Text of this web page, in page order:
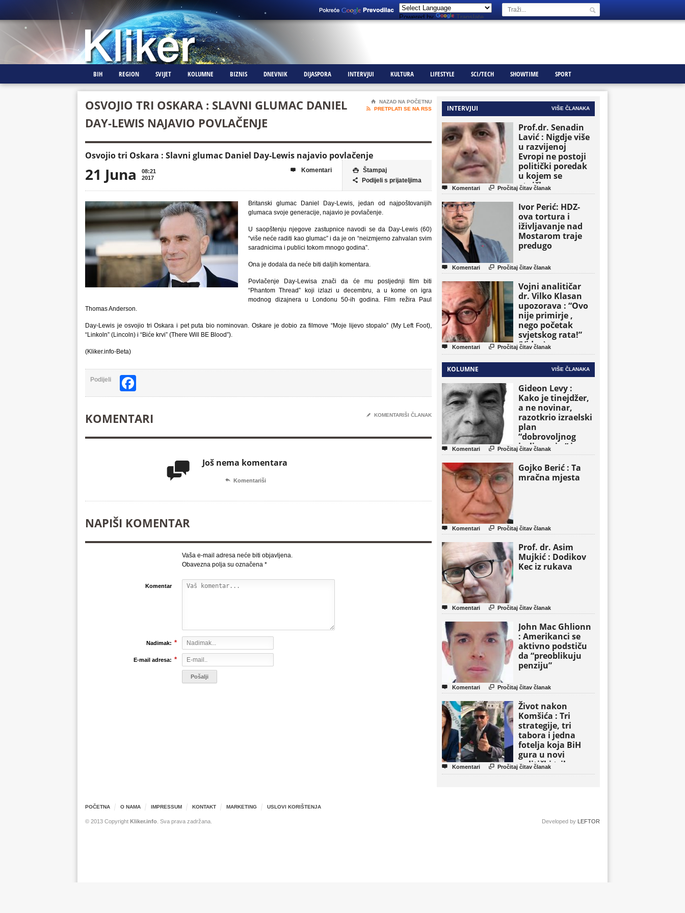
Powered by Translate
BIH REGION SVIJET KOLUMNE BIZNIS DNEVNIK DIJASPORA INTERVJUI KULTURA LIFESTYLE SCI/TECH SHOWTIME SPORT
OSVOJIO TRI OSKARA : SLAVNI GLUMAC DANIEL
DAY-LEWIS NAJAVIO POVLAČENJE
⌂
NAZAD NA POČETNU

PRETPLATI SE NA RSS
Osvojio tri Oskara : Slavni glumac Daniel Day-Lewis najavio povlačenje
21 Juna
08:21
2017
 Štampaj
 Podijeli s prijateljima
 Komentari
Britanski glumac Daniel Day-Lewis, jedan od najpoštovanijih
glumaca svoje generacije, najavio je povlačenje.
U saopštenju njegove zastupnice navodi se da Day-Lewis (60)
“više neće raditi kao glumac” i da je on “neizmjerno zahvalan svim
saradnicima i publici tokom mnogo godina”.
Ona je dodala da neće biti daljih komentara.
Povlačenje Day-Lewisa znači da će mu posljednji film biti
“Phantom Thread” koji izlazi u decembru, a u kome on igra
modnog dizajnera u Londonu 50-ih godina. Film režira Paul
Thomas Anderson.
Day-Lewis je osvojio tri Oskara i pet puta bio nominovan. Oskare je dobio za filmove “Moje lijevo stopalo” (My Left Foot),
“Linkoln” (Lincoln) i “Biće krvi” (There Will BE Blood”).
(Kliker.info-Beta)
Podijeli
KOMENTARI ✎ KOMENTARIŠI ČLANAK
 Još nema komentara
 Komentariši
NAPIŠI KOMENTAR
Vaša e-mail adresa neće biti objavljena.
Obavezna polja su označena *
Komentar
Nadimak: *
E-mail adresa: *
INTERVJUI VIŠE ČLANAKA
Prof.dr. Senadin
Lavić : Nigdje više
u razvijenoj
Evropi ne postoji
politički poredak
u kojem se
etničke grupe
pojavljuju kao
osnovne političke
jedinice
 Komentari  Pročitaj čitav članak
Ivor Perić: HDZ-
ova tortura i
iživljavanje nad
Mostarom traje
predugo
 Komentari  Pročitaj čitav članak
Vojni analitičar
dr. Vilko Klasan
upozorava : “Ovo
nije primirje ,
nego početak
svjetskog rata!”
(Video)
 Komentari  Pročitaj čitav članak
KOLUMNE VIŠE ČLANAKA
Gideon Levy :
Kako je tinejdžer,
a ne novinar,
razotkrio izraelski
plan
“dobrovoljnog
iseljavanja ” iz
Gaze
 Komentari  Pročitaj čitav članak
Gojko Berić : Ta
mračna mjesta
 Komentari  Pročitaj čitav članak
Prof. dr. Asim
Mujkić : Dodikov
Kec iz rukava
 Komentari  Pročitaj čitav članak
John Mac Ghlionn
: Amerikanci se
aktivno podstiču
da “preoblikuju
penziju”
 Komentari  Pročitaj čitav članak
Život nakon
Komšića : Tri
strategije, tri
tabora i jedna
fotelja koja BiH
gura u novi
politički triler
 Komentari  Pročitaj čitav članak
POČETNA O NAMA IMPRESSUM KONTAKT MARKETING USLOVI KORIŠTENJA
© 2013 Copyright Kliker.info. Sva prava zadržana. Developed by LEFTOR